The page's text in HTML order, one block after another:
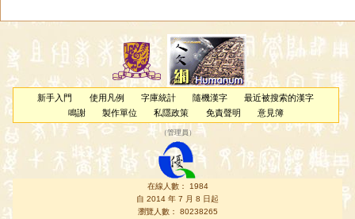
新手入門 使用凡例 字庫統計 隨機漢字
最近被搜索的漢字
鳴謝
製作單位 私隱政策 免責聲明 意見簿
（管理員 ）
在線人數： 1984
自 2014 年 7 月 8 日起
瀏覽人數： 80238265